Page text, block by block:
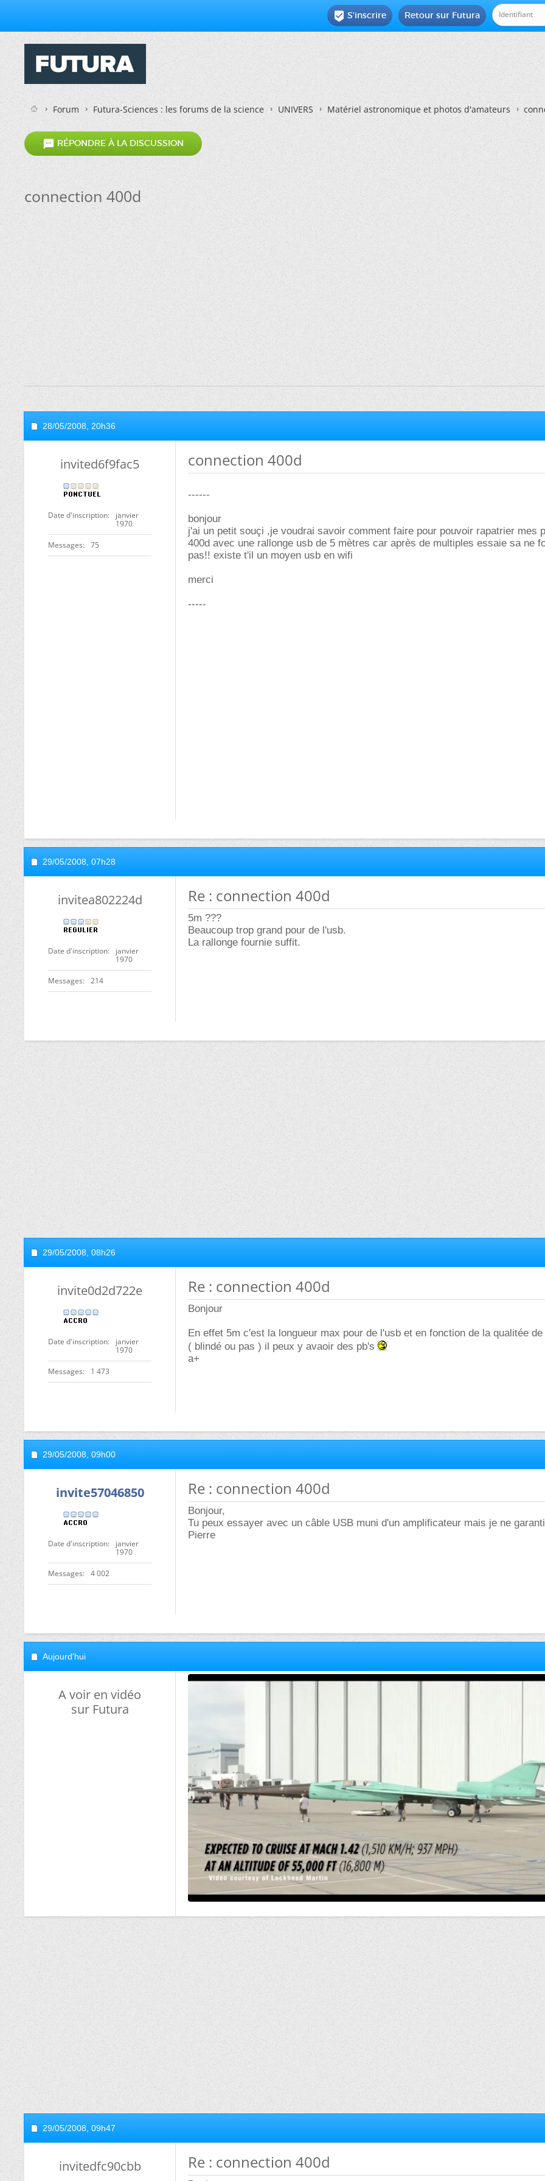
Retour sur Futura
 S'inscrire
Forum Futura-Sciences : les forums de la science UNIVERS Matériel astronomique et photos d'amateurs
 RÉPONDRE À LA DISCUSSION
connection 400d
28/05/2008, 20h36
invited6f9fac5
Date d'inscription
janvier
1970
Messages 75
connection 400d
------
bonjour
j'ai un petit souçi ,je voudrai savoir comment faire pour pouvoir rapatrier mes
400d avec une rallonge usb de 5 mètres car après de multiples essaie sa ne
pas!! existe t'il un moyen usb en wifi
merci
-----
29/05/2008, 07h28
invitea802224d
Date d'inscription
janvier
1970
Messages 214
Re : connection 400d
5m ???
Beaucoup trop grand pour de l'usb.
La rallonge fournie suffit.
29/05/2008, 08h26
invite0d2d722e
Date d'inscription
janvier
1970
Messages 1 473
Re : connection 400d
Bonjour
En effet 5m c'est la longueur max pour de l'usb et en fonction de la qualitée
( blindé ou pas ) il peux y avaoir des pb's
a+
29/05/2008, 09h00
invite57046850
Date d'inscription
janvier
1970
Messages 4 002
Re : connection 400d
Bonjour,
Tu peux essayer avec un câble USB muni d'un amplificateur mais je ne
Pierre
Aujourd'hui
A voir en vidéo
sur Futura
29/05/2008, 09h47
invitedfc90cbb Re : connection 400d